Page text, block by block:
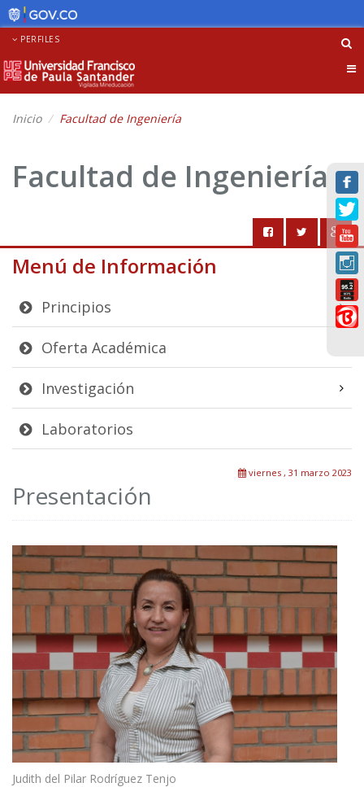
PERFILES
Inicio Facultad de Ingeniería
Facultad de Ingeniería
Menú de Información
Principios
Oferta Académica
Investigación
Laboratorios
viernes , 31 marzo 2023
Presentación
Judith del Pilar Rodríguez Tenjo